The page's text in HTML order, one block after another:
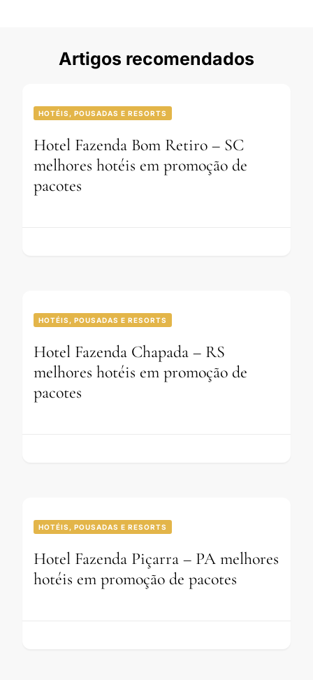
Artigos recomendados
HOTÉIS, POUSADAS E RESORTS
Hotel Fazenda Bom Retiro – SC
melhores hotéis em promoção de
pacotes
HOTÉIS, POUSADAS E RESORTS
Hotel Fazenda Chapada – RS
melhores hotéis em promoção de
pacotes
HOTÉIS, POUSADAS E RESORTS
Hotel Fazenda Piçarra – PA melhores
hotéis em promoção de pacotes